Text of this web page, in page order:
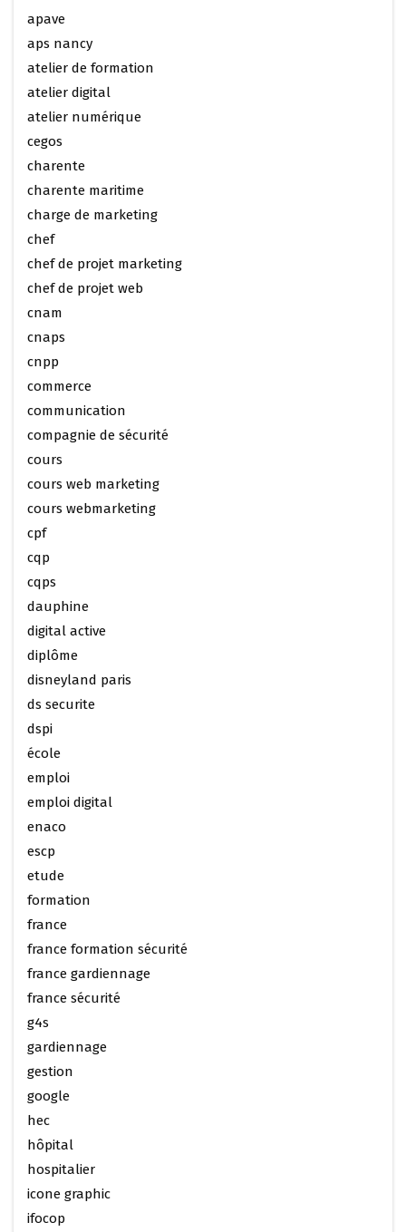
apave
aps nancy
atelier de formation
atelier digital
atelier numérique
cegos
charente
charente maritime
charge de marketing
chef
chef de projet marketing
chef de projet web
cnam
cnaps
cnpp
commerce
communication
compagnie de sécurité
cours
cours web marketing
cours webmarketing
cpf
cqp
cqps
dauphine
digital active
diplôme
disneyland paris
ds securite
dspi
école
emploi
emploi digital
enaco
escp
etude
formation
france
france formation sécurité
france gardiennage
france sécurité
g4s
gardiennage
gestion
google
hec
hôpital
hospitalier
icone graphic
ifocop